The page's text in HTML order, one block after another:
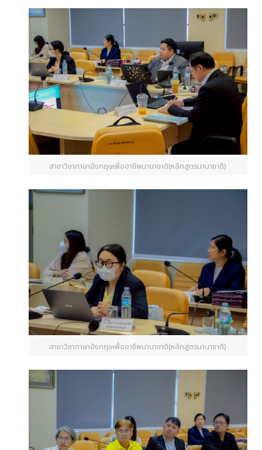
สาขาวิชาภาษาอังกฤษเพื่ออาชีพนานาชาติ(หลักสูตรนานาชาติ)
สาขาวิชาภาษาอังกฤษเพื่ออาชีพนานาชาติ(หลักสูตรนานาชาติ)